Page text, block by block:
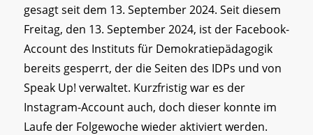
gesagt seit dem 13. September 2024. Seit diesem
Freitag, den 13. September 2024, ist der Facebook-
Account des Instituts für Demokratiepädagogik
bereits gesperrt, der die Seiten des IDPs und von
Speak Up! verwaltet. Kurzfristig war es der
Instagram-Account auch, doch dieser konnte im
Laufe der Folgewoche wieder aktiviert werden.